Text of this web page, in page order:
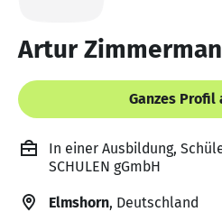
Artur
Ganzes Profil
In einer Ausbildung,
SCHULEN gGmbH
Elmshorn, Deutschland